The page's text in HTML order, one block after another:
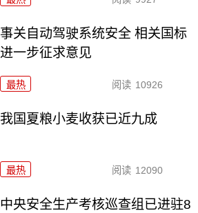
事关自动驾驶系统安全 相关国标
进一步征求意见
最热 阅读 10926
我国夏粮小麦收获已近九成
最热 阅读 12090
中央安全生产考核巡查组已进驻8